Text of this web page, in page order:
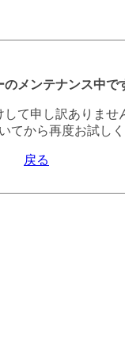
メンテナンス中で
て申し訳ありませ
てから再度お試しく
戻る